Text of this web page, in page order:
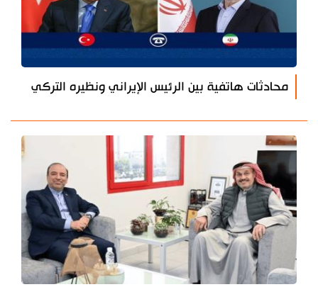
محادثات هاتفية بين الرئيس الإيراني ونظيره التركي